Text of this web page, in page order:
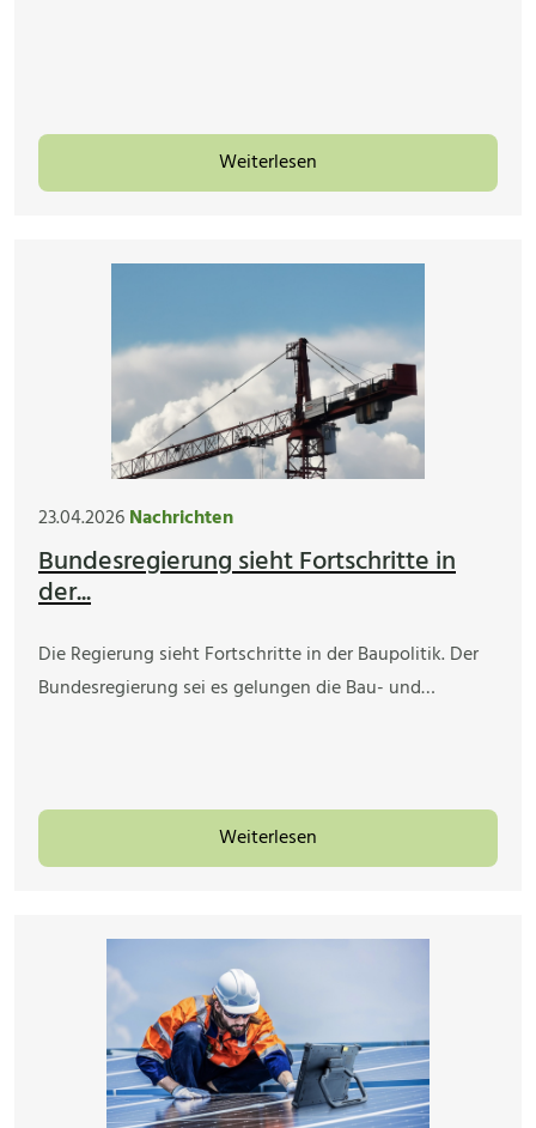
Weiterlesen
23.04.2026Nachrichten
Bundesregierung sieht Fortschritte in
der...
Die Regierung sieht Fortschritte in der Baupolitik. Der
Bundesregierung sei es gelungen die Bau- und…
Weiterlesen